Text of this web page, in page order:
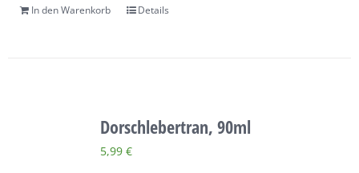
In den Warenkorb Details
Dorschlebertran, 90ml
5,99 €